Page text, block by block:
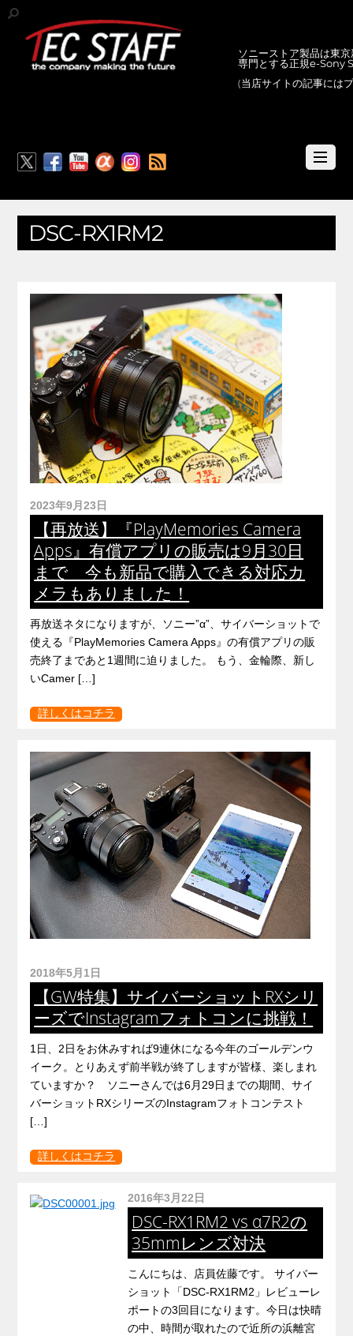
ソニーストア製品は東
専門とする正規e-Sony
(当店サイトの記事には
DSC-RX1RM2
2023年9月23日
【再放送】『PlayMemories Camera
Apps』有償アプリの販売は9月30日
まで 今も新品で購入できる対応カ
メラもありました！
再放送ネタになりますが、ソニー”α”、サイバーショットで
使える『PlayMemories Camera Apps』の有償アプリの販
売終了まであと1週間に迫りました。 もう、金輪際、新し
いCamer […]
詳しくはコチラ
2018年5月1日
【GW特集】サイバーショットRXシリ
ーズでInstagramフォトコンに挑戦！
1日、2日をお休みすれば9連休になる今年のゴールデンウ
イーク。とりあえず前半戦が終了しますが皆様、楽しまれ
ていますか？ ソニーさんでは6月29日までの期間、サイ
バーショットRXシリーズのInstagramフォトコンテスト
[…]
詳しくはコチラ
2016年3月22日
DSC-RX1RM2 vs α7R2の
35mmレンズ対決
こんにちは、店員佐藤です。 サイバー
ショット「DSC-RX1RM2」レビューレ
ポートの3回目になります。今日は快晴
の中、時間が取れたので近所の浜離宮